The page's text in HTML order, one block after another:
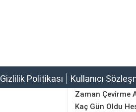
Gizlilik Politikası Kullanıcı
Zaman Çevirme
Kaç Gün Oldu